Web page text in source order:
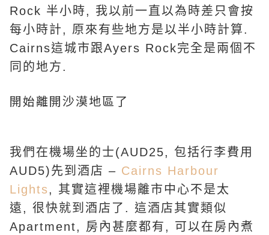
Rock 半小時, 我以前一直以為時差只會按
每小時計, 原來有些地方是以半小時計算.
Cairns這城市跟Ayers Rock完全是兩個不
同的地方.
開始離開沙漠地區了
我們在機場坐的士(AUD25, 包括行李費用
AUD5)先到酒店 – Cairns Harbour
Lights, 其實這裡機場離市中心不是太
遠, 很快就到酒店了 . 這酒店其實類似
Apartment, 房內甚麼都有, 可以在房內煮